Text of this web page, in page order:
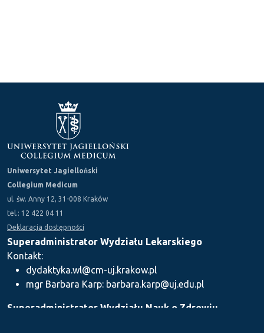
Uniwersytet Jagielloński
Collegium Medicum
ul. św. Anny 12, 31-008 Kraków
tel.: 12 422 04 11
Deklaracja dostępności
Superadministrator Wydziału Lekarskiego
Kontakt:
dydaktyka.wl@cm-uj.krakow.pl
mgr Barbara Karp: barbara.karp@uj.edu.pl
Superadministrator Wydziału Nauk o Zdrowiu